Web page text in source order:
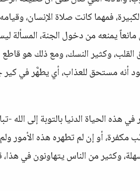
فمهما كانت صلاة الإنسان، وقيامه
مانعاً يمنعه من دخول الجنة، المسألة
القلب، وكثير النسك، ومع ذلك هو قاطع
أنه مستحق للعذاب، أي يطهَّر في
الحياة الدنيا بالتوبة إلى الله -
أو إن لم تطهره هذه الأمور
وكثير من الناس يتهاونون في هذا،